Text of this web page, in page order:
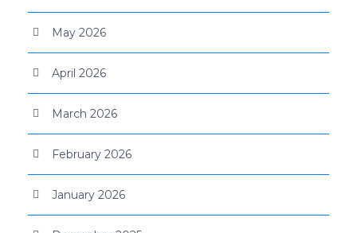
May 2026
April 2026
March 2026
February 2026
January 2026